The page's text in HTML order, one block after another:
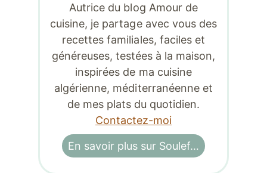
Autrice du blog Amour de
cuisine, je partage avec vous des
recettes familiales, faciles et
généreuses, testées à la maison,
inspirées de ma cuisine
algérienne, méditerranéenne et
de mes plats du quotidien.
Contactez-moi
En savoir plus sur Soulef…